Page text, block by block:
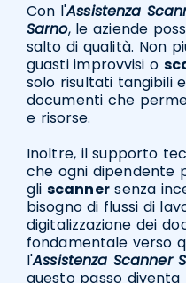
Con l'Assistenza
Sarno, le aziende
salto di qualità. Non
guasti improvvisi o
solo risultati tangibili
documenti che
e risorse.
Inoltre, il supporto
che ogni dipendente
gli scannersenza
bisogno di flussi di
digitalizzazione dei
fondamentale verso
l'Assistenza Scanner
questo passo diventa